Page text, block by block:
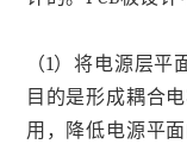
（1）将电源层
目的是形成耦合
用，降低电源平